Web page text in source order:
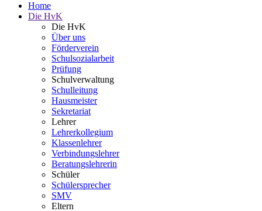
Home
Die HvK
Die HvK
Über uns
Förderverein
Schulsozialarbeit
Prüfung
Schulverwaltung
Schulleitung
Hausmeister
Sekretariat
Lehrer
Lehrerkollegium
Klassenlehrer
Verbindungslehrer
Beratungslehrerin
Schüler
Schülersprecher
SMV
Eltern